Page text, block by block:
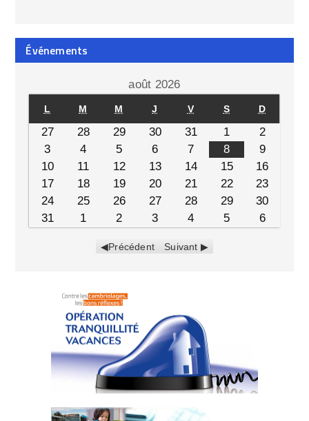
Événements
août 2026
L M M J V S D
27 28 29 30 31 1
2
3
4 5 6 7 8
9
10
11 12 13 14 15
16
17
18 19 20 21 22
23
24
25 26 27 28 29
30
31
1 2 3 4 5 6
Précédent Suivant